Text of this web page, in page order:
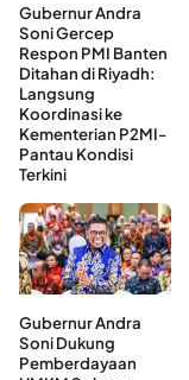
Gubernur Andra
Soni Gercep
Respon PMI Banten
Ditahan di Riyadh:
Langsung
Koordinasi ke
Kementerian P2MI-
Pantau Kondisi
Terkini
Gubernur Andra
Soni Dukung
Pemberdayaan